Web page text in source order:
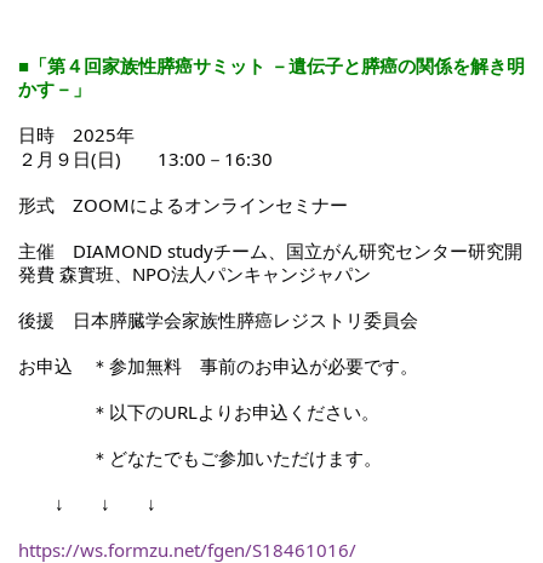
■「第４回家族性膵癌サミット －遺伝子と膵癌の関係を解き明
かす－」
日時　2025年
２月９日(日)　　13:00－16:30
形式　ZOOMによるオンラインセミナー
主催　DIAMOND studyチーム、国立がん研究センター研究開
発費 森實班、NPO法人パンキャンジャパン
後援　日本膵臓学会家族性膵癌レジストリ委員会
お申込　＊参加無料　事前のお申込が必要です。
＊以下のURLよりお申込ください。
＊どなたでもご参加いただけます。
↓　　↓　　↓
https://ws.formzu.net/fgen/S18461016/